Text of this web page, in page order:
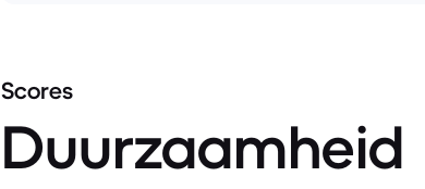
Scores
Duurzaamheid